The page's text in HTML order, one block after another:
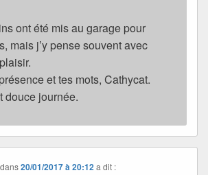
ont été mis au garage pour
mais j’y pense souvent avec
et tes mots, Cathycat.
douce journée.
dans20/01/2017 à 20:12 a dit :